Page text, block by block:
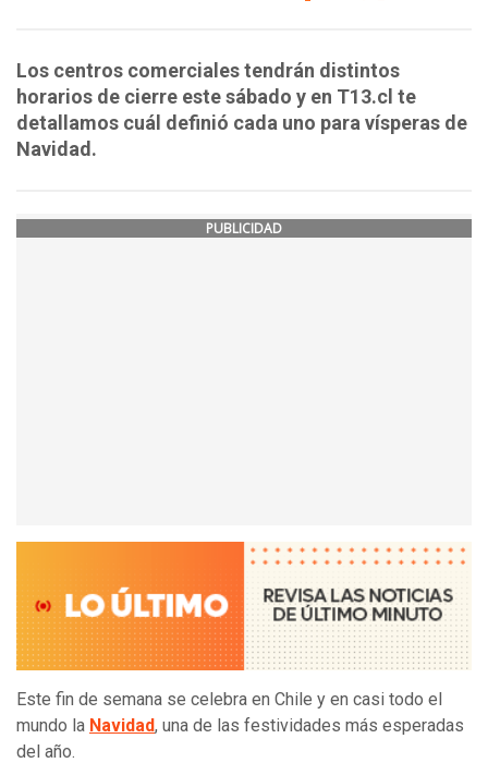
Los centros comerciales tendrán distintos
horarios de cierre este sábado y en T13.cl te
detallamos cuál definió cada uno para vísperas de
Navidad.
PUBLICIDAD
Este fin de semana se celebra en Chile y en casi todo el
mundo la Navidad, una de las festividades más esperadas
del año.